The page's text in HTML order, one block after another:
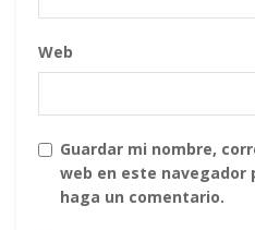
Web
Guardar mi nombre,
web en este navegador
haga un comentario.